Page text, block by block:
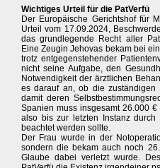
Wichtiges Urteil für die PatVerfü
Der Europäische Gerichtshof für
Urteil vom 17.09.2024,
das grundlegende Recht aller
Eine Zeugin Jehovas bekam bei
trotz entgegenstehender
nicht seine Aufgabe, den
Notwendigkeit der ärztlichen
es darauf an, ob die
damit deren
Spanien muss insgesamt 26.000
also bis zur letzten Instanz
beachtet werden sollte.
Der Frau wurde in der
sondern die bekam auch noch
Glaube dabei verletzt wurde.